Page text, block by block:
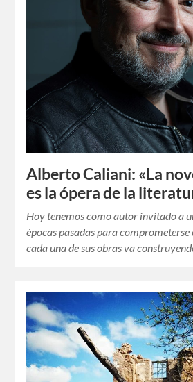
Alberto Caliani: «La
es la ópera de la
Hoy tenemos como autor invitado a
épocas pasadas para comprometerse
cada una de sus obras va